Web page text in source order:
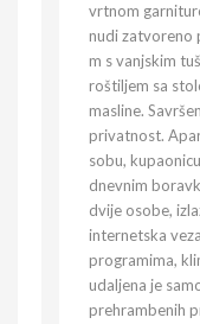
vrtnom
nudi zatvoreno
m s vanjskim
roštiljem sa
masline.
privatnost.
sobu,
dnevnim
dvije osobe,
internetska
programima,
udaljena je
prehrambenih